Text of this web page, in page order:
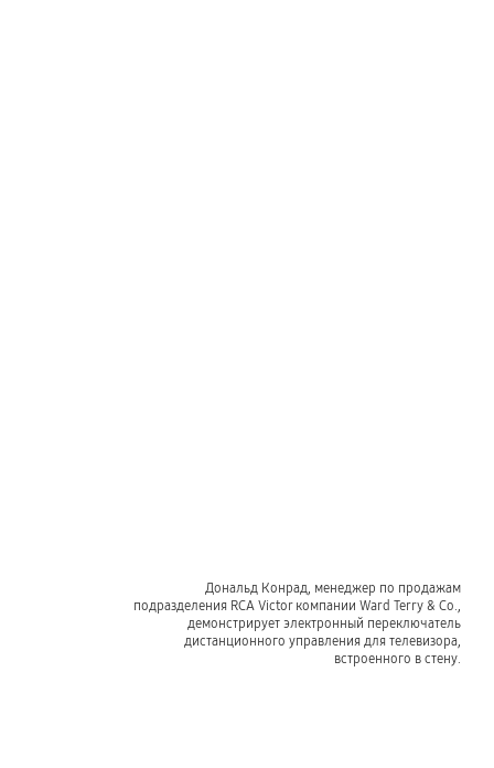
Дональд Конрад, менеджер по продажам
подразделения RCA Victor компании Ward Terry & Co.,
демонстрирует электронный переключатель
дистанционного управления для телевизора,
встроенного в стену.